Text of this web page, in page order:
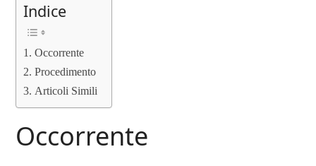
Indice
Occorrente
Procedimento
Articoli Simili
Occorrente